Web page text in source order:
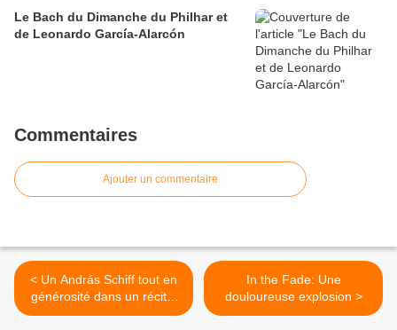
Le Bach du Dimanche du Philhar et
de Leonardo García-Alarcón
Commentaires
Ajouter un commentaire
< Un András Schiff tout en
générosité dans un récital
germanique à la
In the Fade: Une
douloureuse explosion >